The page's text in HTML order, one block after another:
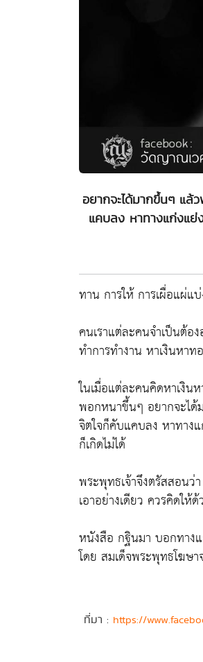
อยากจะได้มากขึ้นๆ แล้
แคบลง หาทางแก่งแย่
ทาน การให้ การเผื่อแผ่แ
คนเราแต่ละคนจำเป็นต้
ทำการทำงาน หาเงินหาท
ในเมื่อแต่ละคนคิดหาเงิน
พอกหนาขึ้นๆ อยากจะได้
จิตใจก็คับแคบลง หาทาง
ก็เกิดไม่ได้
พระพุทธเจ้าจึงตรัสสอนว่
เอาอย่างเดียว ควรคิดให้
หนังสือ กฐินมา บอกทาง
โดย สมเด็จพระพุทธโฆษ
ที่มา : https://